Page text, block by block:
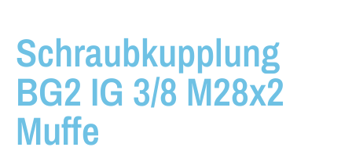
Schraubkupplung
BG2 IG 3/8 M28x2
Muffe